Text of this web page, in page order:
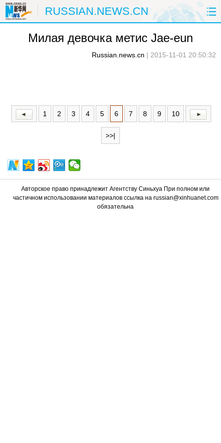
RUSSIAN.NEWS.CN
ГЛАВНАЯ КИТАЙ РФ И СНГ
СПОРТ ЗДОРОВЬЕ ФОТОЛЕНТЫ
Милая девочка метис Jae-eun
Russian.news.cn | 2015-11-01 20:50:32
1 2 3 4 5 6 7 8 9 10
>>|
Авторское право принадлежит Агентству Синьхуа При полном или
частичном использовании материалов ссылка на russian@xinhuanet.com
обязательна